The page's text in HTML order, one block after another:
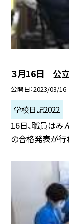
３月16日 公
公開日 2023/03/16
学校日記2022
16日、職員はみ
の合格発表が行